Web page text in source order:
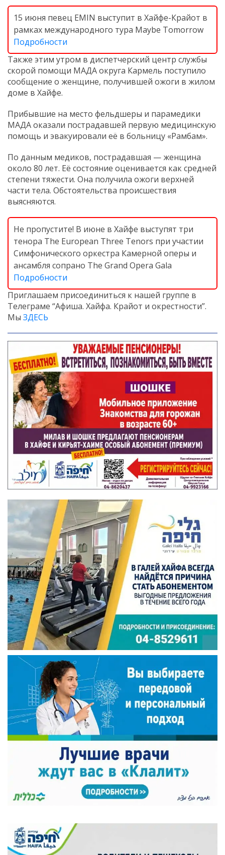
15 июня певец EMIN выступит в Хайфе-Крайот в
рамках международного тура Maybe Tomorrow
Подробности
Также этим утром в диспетчерский центр службы
скорой помощи МАДА округа Кармель поступило
сообщение о женщине, получившей ожоги в жилом
доме в Хайфе.
Прибывшие на место фельдшеры и парамедики
МАДА оказали пострадавшей первую медицинскую
помощь и эвакуировали её в больницу «Рамбам».
По данным медиков, пострадавшая — женщина
около 80 лет. Её состояние оценивается как средней
степени тяжести. Она получила ожоги верхней
части тела. Обстоятельства происшествия
выясняются.
Не пропустите! В июне в Хайфе выступят три
тенора The European Three Tenors при участии
Симфонического оркестра Камерной оперы и
ансамбля сопрано The Grand Opera Gala
Подробности
Приглашаем присоединиться к нашей группе в
Телеграме “Афиша. Хайфа. Крайот и окрестности”.
Мы ЗДЕСЬ